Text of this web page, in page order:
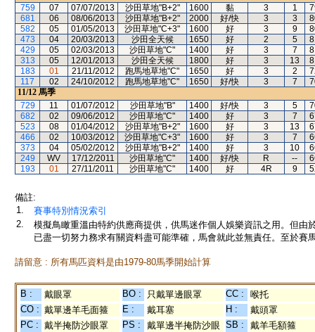
759
07 07/07/2013 沙田草地"B+2" 1600 黏 3 1
681
06 08/06/2013 沙田草地"B+2" 2000 好/快 3 3
582
05 01/05/2013 沙田草地"C+3" 1600 好 3 9
473
04 20/03/2013 沙田全天候 1650 好 2 5
429
05 02/03/2013 沙田草地"C" 1400 好 3 7
313
05 12/01/2013 沙田全天候 1800 好 3 13
183
01 21/11/2012 跑馬地草地"C" 1650 好 3 2
117
02 24/10/2012 跑馬地草地"C" 1650 好/快 3 7
11/12 馬季
729
11 01/07/2012 沙田草地"B" 1400 好/快 3 5
682
02 09/06/2012 沙田草地"C" 1400 好 3 7
523
08 01/04/2012 沙田草地"B+2" 1600 好 3 13
466
02 10/03/2012 沙田草地"C+3" 1600 好 3 7
373
04 05/02/2012 沙田草地"B+2" 1400 好 3 10
249
WV 17/12/2011 沙田草地"C" 1400 好/快 R --
193
01 27/11/2011 沙田草地"C" 1400 好 4R 9
備註:
1.
賽事特別情況索引
2.
模擬鳥瞰重溫由特約供應商提供，供馬迷作個人娛樂資訊之用。但
已盡一切努力務求有關資料盡可能準確，馬會就此並無責任。至於賽
請留意 : 所有馬匹資料是由1979-80馬季開始計算
B : 戴眼罩 BO : 只戴單邊眼罩 CC :
喉托
CO : 戴單邊羊毛面箍 E : 戴耳塞 H :
戴頭罩
PC : 戴半掩防沙眼罩 PS :
戴單邊半掩防沙眼 SB : 戴羊毛額箍